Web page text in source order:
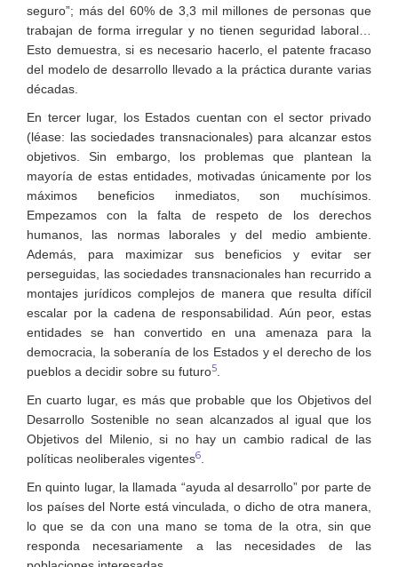
seguro”; más del 60% de 3,3 mil millones de personas que
trabajan de forma irregular y no tienen seguridad laboral…
Esto demuestra, si es necesario hacerlo, el patente fracaso
del modelo de desarrollo llevado a la práctica durante varias
décadas.
En tercer lugar, los Estados cuentan con el sector privado
(léase: las sociedades transnacionales) para alcanzar estos
objetivos. Sin embargo, los problemas que plantean la
mayoría de estas entidades, motivadas únicamente por los
máximos beneficios inmediatos, son muchísimos.
Empezamos con la falta de respeto de los derechos
humanos, las normas laborales y del medio ambiente.
Además, para maximizar sus beneficios y evitar ser
perseguidas, las sociedades transnacionales han recurrido a
montajes jurídicos complejos de manera que resulta difícil
escalar por la cadena de responsabilidad. Aún peor, estas
entidades se han convertido en una amenaza para la
democracia, la soberanía de los Estados y el derecho de los
pueblos a decidir sobre su futuro5
En cuarto lugar, es más que probable que los Objetivos del
Desarrollo Sostenible no sean alcanzados al igual que los
Objetivos del Milenio, si no hay un cambio radical de las
políticas neoliberales vigentes6
En quinto lugar, la llamada “ayuda al desarrollo” por parte de
los países del Norte está vinculada, o dicho de otra manera,
lo que se da con una mano se toma de la otra, sin que
responda necesariamente a las necesidades de las